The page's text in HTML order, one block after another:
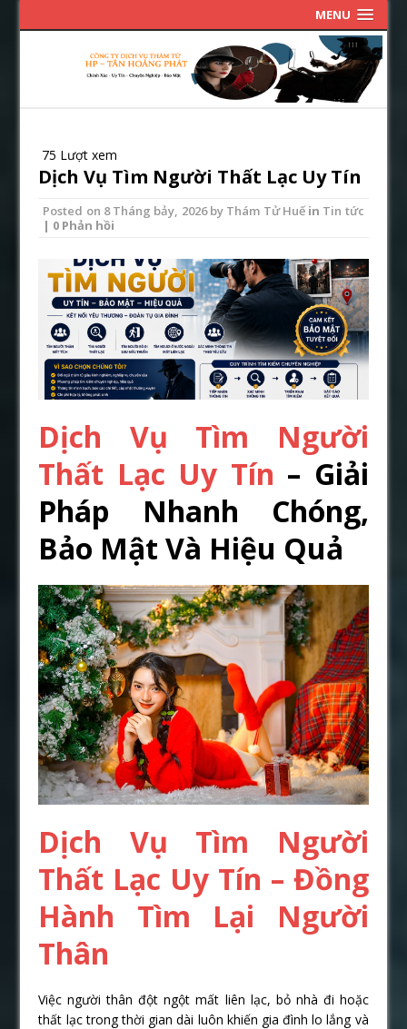
MENU
75 Lượt xem
Dịch Vụ Tìm Người Thất Lạc Uy Tín
Posted on 8 Tháng bảy, 2026by Thám Tử Huếin Tin tức
| 0 Phản hồi
Dịch Vụ Tìm Người
Thất Lạc Uy Tín – Giải
Pháp Nhanh Chóng,
Bảo Mật Và Hiệu Quả
Dịch Vụ Tìm Người
Thất Lạc Uy Tín – Đồng
Hành Tìm Lại Người
Thân
Việc người thân đột ngột mất liên lạc, bỏ nhà đi hoặc
thất lạc trong thời gian dài luôn khiến gia đình lo lắng và